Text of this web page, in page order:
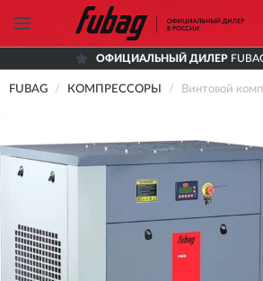
ОФИЦИАЛЬНЫЙ ДИЛЕР
FUBAG КОМПРЕССОРЫ Винтовой